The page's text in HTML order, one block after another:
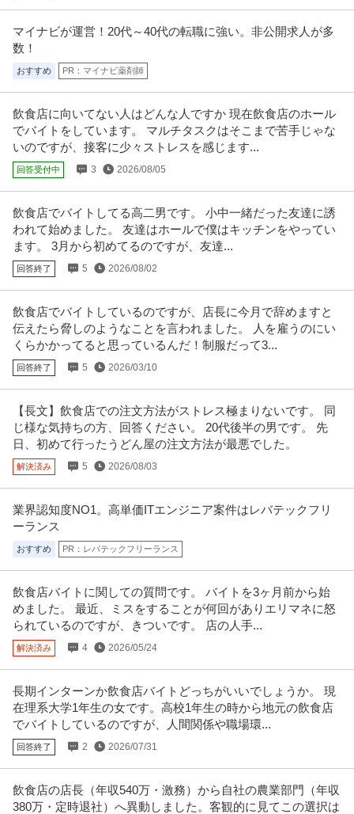
提供：イーアイデム
梱包スタッフ／「座り＆手作業中心」香水shopの梱包スタッフ
副業OK 週1日からOK 1日1時間からOK
Ａｌｌｅｙ株式会社
パート・アルバイト 未経験OK 交通費支給 学歴不問
時給1,400円
香りを楽しめる香りのECショップです。 フルボトル購入前に香りを試したい
方や、流行りの香水を少量ず…続きを見る
銀座スエヒロカフェテリアサービス株式会社
パート・アルバイト 未経験OK 交通費支給 ミドル活躍中
年収249.6万円
しゅふの働くを応援！ [求人概要 698【事務＆調理補助】企業内食堂での簡単
この条件の求人をもっと見る
マイナビが運営！20代～40代の転職に強い。非公開求人が多
数！
おすすめ PR：マイナビ薬剤師
飲食店に向いてない人はどんな人ですか 現在飲食店のホール
でバイトをしています。 マルチタスクはそこまで苦手じゃな
いのですが、接客に少々ストレスを感じます...
回答受付中 3 2026/08/05
飲食店でバイトしてる高二男です。 小中一緒だった友達に誘
われて始めました。 友達はホールで僕はキッチンをやってい
ます。 3月から初めてるのですが、友達...
回答終了 5 2026/08/02
飲食店でバイトしているのですが、店長に今月で辞めますと
伝えたら脅しのようなことを言われました。 人を雇うのにい
くらかかってると思っているんだ！制服だって3...
回答終了 5 2026/03/10
【長文】飲食店での注文方法がストレス極まりないです。 同
じ様な気持ちの方、回答ください。 20代後半の男です。 先
日、初めて行ったうどん屋の注文方法が最悪でした。
解決済み 5 2026/08/03
業界認知度NO1。高単価ITエンジニア案件はレバテックフリ
ーランス
おすすめ PR：レバテックフリーランス
飲食店バイトに関しての質問です。 バイトを3ヶ月前から始
めました。 最近、ミスをすることが何回がありエリマネに怒
られているのですが、きついです。 店の人手...
解決済み 4 2026/05/24
長期インターンか飲食店バイトどっちがいいでしょうか。 現
在理系大学1年生の女です。高校1年生の時から地元の飲食店
でバイトしているのですが、人間関係や職場環...
回答終了 2 2026/07/31
飲食店の店長（年収540万・激務）から自社の農業部門（年収
380万・定時退社）へ異動しました。客観的に見てこの選択は